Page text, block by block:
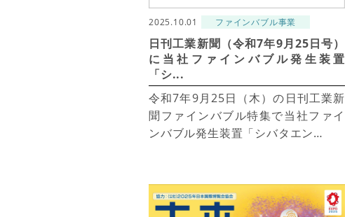
2025.10.01 ファインバブル事業
日刊工業新聞（令和7年9月25日号）
に当社ファインバブル発生装置
「シ...
令和7年9月25日（木）の日刊工業新
聞ファインバブル特集で当社ファイ
ンバブル発生装置「シバタエン…